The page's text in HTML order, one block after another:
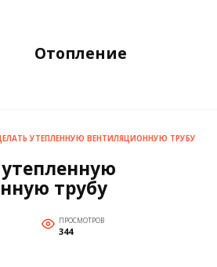
Отопление
УТЕПЛЕННУЮ ВЕНТИЛЯЦИОННУЮ ТРУБУ
трубу
ПРОСМОТРОВ
344